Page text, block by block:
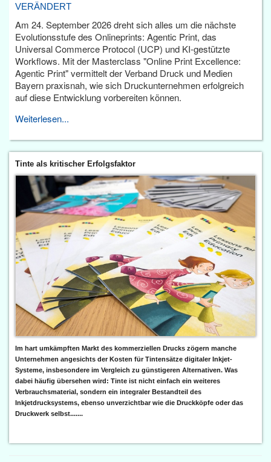
VERÄNDERT
Am 24. September 2026 dreht sich alles um die nächste
Evolutionsstufe des Onlineprints: Agentic Print, das
Universal Commerce Protocol (UCP) und KI-gestützte
Workflows. Mit der Masterclass "Online Print Excellence:
Agentic Print" vermittelt der Verband Druck und Medien
Bayern praxisnah, wie sich Druckunternehmen erfolgreich
auf diese Entwicklung vorbereiten können.
Weiterlesen...
Tinte als kritischer Erfolgsfaktor
Im hart umkämpften Markt des kommerziellen Drucks zögern manche
Unternehmen angesichts der Kosten für Tintensätze digitaler Inkjet-
Systeme, insbesondere im Vergleich zu günstigeren Alternativen. Was
dabei häufig übersehen wird: Tinte ist nicht einfach ein weiteres
Verbrauchsmaterial, sondern ein integraler Bestandteil des
Inkjetdrucksystems, ebenso unverzichtbar wie die Druckköpfe oder das
Druckwerk selbst.......